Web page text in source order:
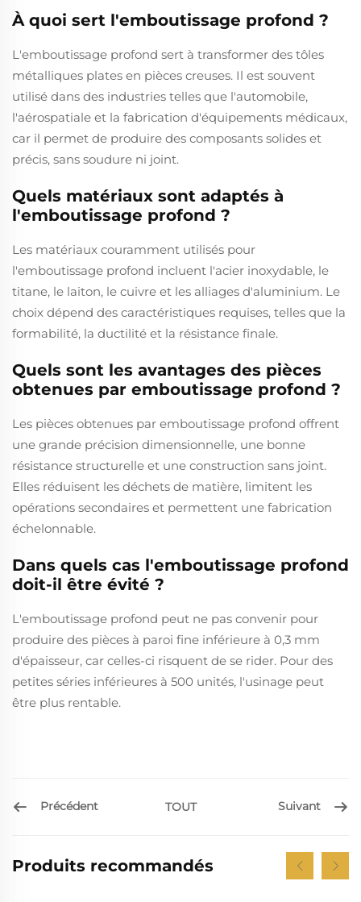
À quoi sert l'emboutissage profond ?
L'emboutissage profond sert à transformer des tôles
métalliques plates en pièces creuses. Il est souvent
utilisé dans des industries telles que l'automobile,
l'aérospatiale et la fabrication d'équipements médicaux,
car il permet de produire des composants solides et
précis, sans soudure ni joint.
Quels matériaux sont adaptés à
l'emboutissage profond ?
Les matériaux couramment utilisés pour
l'emboutissage profond incluent l'acier inoxydable, le
titane, le laiton, le cuivre et les alliages d'aluminium. Le
choix dépend des caractéristiques requises, telles que la
formabilité, la ductilité et la résistance finale.
Quels sont les avantages des pièces
obtenues par emboutissage profond ?
Les pièces obtenues par emboutissage profond offrent
une grande précision dimensionnelle, une bonne
résistance structurelle et une construction sans joint.
Elles réduisent les déchets de matière, limitent les
opérations secondaires et permettent une fabrication
échelonnable.
Dans quels cas l'emboutissage profond
doit-il être évité ?
L'emboutissage profond peut ne pas convenir pour
produire des pièces à paroi fine inférieure à 0,3 mm
d'épaisseur, car celles-ci risquent de se rider. Pour des
petites séries inférieures à 500 unités, l'usinage peut
être plus rentable.
Précédent TOUT Suivant
Produits recommandés